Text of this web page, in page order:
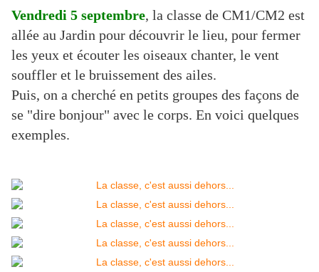
Vendredi 5 septembre, la classe de CM1/CM2 est
allée au Jardin pour découvrir le lieu, pour fermer
les yeux et écouter les oiseaux chanter, le vent
souffler et le bruissement des ailes.
Puis, on a cherché en petits groupes des façons de
se "dire bonjour" avec le corps. En voici quelques
exemples.